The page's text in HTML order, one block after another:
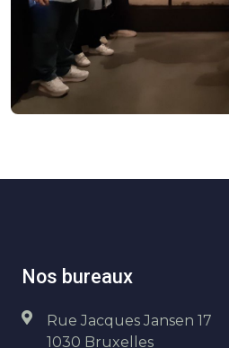
Nos bureaux
Rue Jacques Jansen 17
1030 Bruxelles